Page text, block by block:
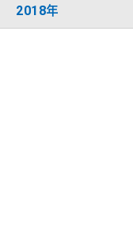
2018年